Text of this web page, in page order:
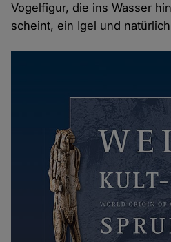
Vogelfigur, die ins Wasser
scheint, ein Igel und